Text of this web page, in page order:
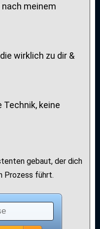
meinem
wirklich zu dir &
keine
gebaut, der dich
Prozess führt.